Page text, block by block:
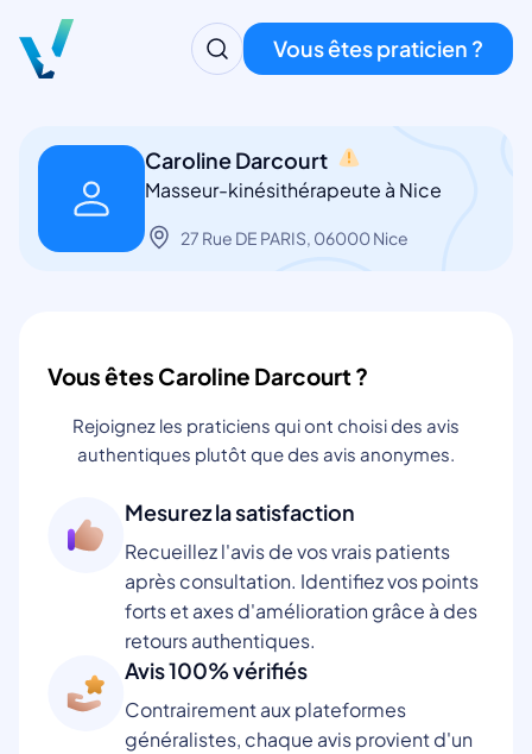
Vous êtes praticien ?
Caroline Darcourt
Masseur-kinésithérapeute à Nice
27 Rue DE PARIS, 06000 Nice
Vous êtes Caroline Darcourt ?
Rejoignez les praticiens qui ont choisi des avis
authentiques plutôt que des avis anonymes.
Mesurez la satisfaction
Recueillez l'avis de vos vrais patients
après consultation. Identifiez vos points
forts et axes d'amélioration grâce à des
retours authentiques.
Avis 100% vérifiés
Contrairement aux plateformes
généralistes, chaque avis provient d'un